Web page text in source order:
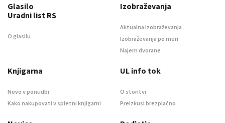
Glasilo
Uradni list RS
O glasilu
Izobraževanja
Aktualna izobraževanja
Izobraževanja po meri
Najem dvorane
Knjigarna
Novo v ponudbi
Kako nakupovati v spletni knjigarni
UL info tok
O storitvi
Preizkusi brezplačno